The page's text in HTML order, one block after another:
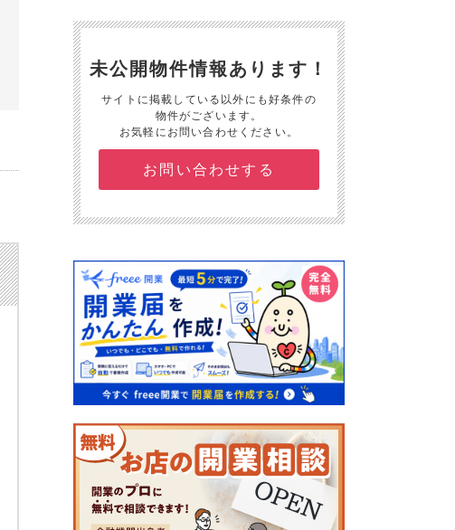
未公開物件情報あります！
サイトに掲載している以外にも好条件の
物件がございます。
お気軽にお問い合わせください。
お問い合わせする